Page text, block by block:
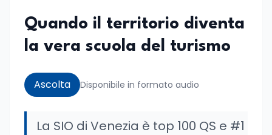
Quando il territorio diventa
la vera scuola del turismo
Ascolta Disponibile in formato audio
La SIO di Venezia è top 100 QS e #1